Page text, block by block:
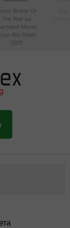
Broker Of
The Year на
Money
Abu Dhabi
2025